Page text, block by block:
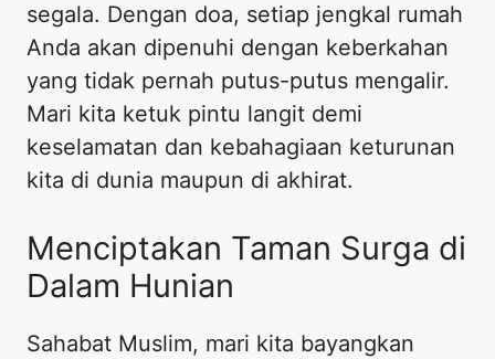
segala. Dengan doa, setiap jengkal rumah
Anda akan dipenuhi dengan keberkahan
yang tidak pernah putus-putus mengalir.
Mari kita ketuk pintu langit demi
keselamatan dan kebahagiaan keturunan
kita di dunia maupun di akhirat.
Menciptakan Taman Surga di
Dalam Hunian
Sahabat Muslim, mari kita bayangkan